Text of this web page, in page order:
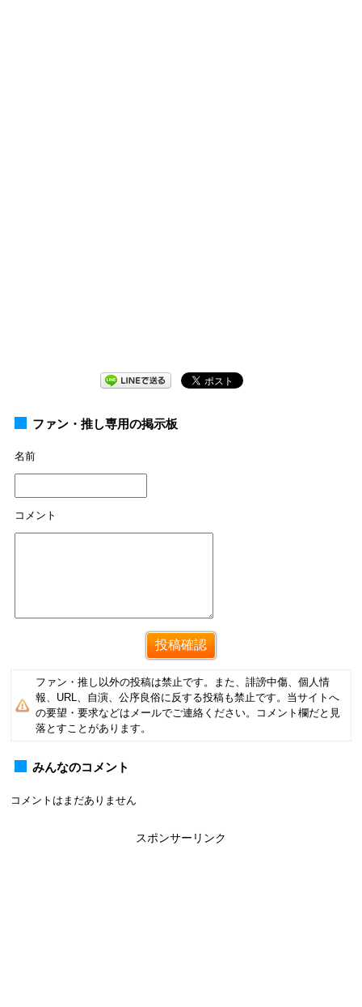
ファン・推し専用の掲示板
名前
コメント
ファン・推し以外の投稿は禁止です。また、誹謗中傷、個人情
報、URL、自演、公序良俗に反する投稿も禁止です。当サイトへ
の要望・要求などはメールでご連絡ください。コメント欄だと見
落とすことがあります。
みんなのコメント
コメントはまだありません
スポンサーリンク